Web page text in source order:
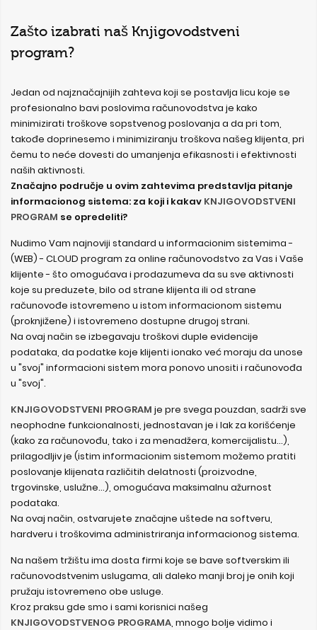
Zašto izabrati naš Knjigovodstveni
program?
Jedan od najznačajnijih zahteva koji se postavlja licu koje se
profesionalno bavi poslovima računovodstva je kako
minimizirati troškove sopstvenog poslovanja a da pri tom,
takođe doprinesemo i minimiziranju troškova našeg klijenta, pri
čemu to neće dovesti do umanjenja efikasnosti i efektivnosti
naših aktivnosti.
Značajno područje u ovim zahtevima predstavlja pitanje
informacionog sistema: za koji i kakav KNJIGOVODSTVENI
PROGRAM se opredeliti?
Nudimo Vam najnoviji standard u informacionim sistemima -
(WEB) - CLOUD program za online računovodstvo za Vas i Vaše
klijente - što omogućava i prodazumeva da su sve aktivnosti
koje su preduzete, bilo od strane klijenta ili od strane
računovođe istovremeno u istom informacionom sistemu
(proknjižene) i istovremeno dostupne drugoj strani.
Na ovaj način se izbegavaju troškovi duple evidencije
podataka, da podatke koje klijenti ionako već moraju da unose
u "svoj" informacioni sistem mora ponovo unositi i računovođa
u "svoj".
KNJIGOVODSTVENI PROGRAM je pre svega pouzdan, sadrži sve
neophodne funkcionalnosti, jednostavan je i lak za korišćenje
(kako za računovođu, tako i za menadžera, komercijalistu...),
prilagodljiv je (istim informacionim sistemom možemo pratiti
poslovanje klijenata različitih delatnosti (proizvodne,
trgovinske, uslužne...), omogućava maksimalnu ažurnost
podataka.
Na ovaj način, ostvarujete značajne uštede na softveru,
hardveru i troškovima administriranja informacionog sistema.
Na našem tržištu ima dosta firmi koje se bave softverskim ili
računovodstvenim uslugama, ali daleko manji broj je onih koji
pružaju istovremeno obe usluge.
Kroz praksu gde smo i sami korisnici našeg
KNJIGOVODSTVENOG PROGRAMA, mnogo bolje vidimo i